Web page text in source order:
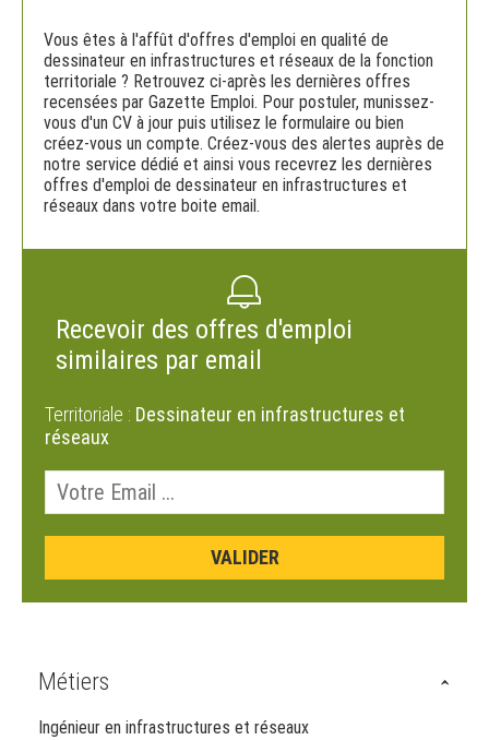
Vous êtes à l'affût d'offres d'emploi en qualité de
dessinateur en infrastructures et réseaux de la fonction
territoriale ? Retrouvez ci-après les dernières offres
recensées par Gazette Emploi. Pour postuler, munissez-
vous d'un CV à jour puis utilisez le formulaire ou bien
créez-vous un compte. Créez-vous des alertes auprès de
notre service dédié et ainsi vous recevrez les dernières
offres d'emploi de dessinateur en infrastructures et
réseaux dans votre boite email.
Recevoir des offres d'emploi
similaires par email
Territoriale : Dessinateur en infrastructures et
réseaux
Métiers
Ingénieur en infrastructures et réseaux